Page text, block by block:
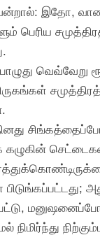
இதோ,
பெரிய
வெவ்வேறு
கழுகின்
நிமிர்ந்து